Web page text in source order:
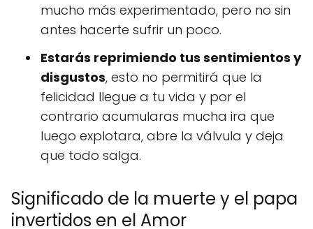
mucho más experimentado, pero no sin
antes hacerte sufrir un poco.
Estarás reprimiendo tus sentimientos y
disgustos, esto no permitirá que la
felicidad llegue a tu vida y por el
contrario acumularas mucha ira que
luego explotara, abre la válvula y deja
que todo salga.
Significado de la muerte y el papa
invertidos en el Amor